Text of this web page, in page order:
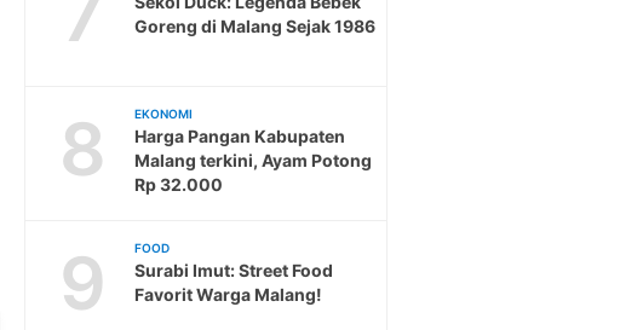
Goreng di Malang Sejak 1986
8 EKONOMI
Harga Pangan Kabupaten
Malang terkini, Ayam Potong
Rp 32.000
9 FOOD
Surabi Imut: Street Food
Favorit Warga Malang!